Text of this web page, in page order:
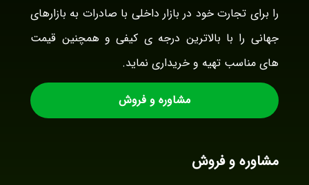
را برای تجارت خود در بازار داخلی با صادرات به بازارهای
جهانی را با بالاترین درجه ی کیفی و همچنین قیمت
های مناسب تهیه و خریداری نماید.
مشاوره و فروش
مشاوره و فروش